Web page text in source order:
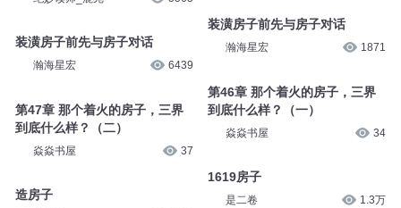
装潢房子前先与房子对话
瀚海星宏 6439
第47章 那个着火的房子，三界
到底什么样？（二）
焱焱书屋 37
造房子
装潢房子前先与房子对话
瀚海星宏 1871
第46章 那个着火的房子，三界
到底什么样？（一）
焱焱书屋 34
1619房子
是二卷 1.3万